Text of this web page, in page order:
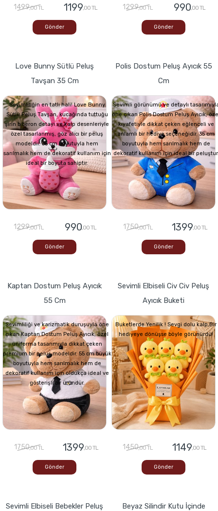
1499,00 TL 1199,00 TL
Gönder
1299,00 TL 990,00 TL
Gönder
Love Bunny Sütlü Peluş
Tavşan 35 Cm
Sevimliliğin en tatlı hali! Love Bunny
Sütlü Peluş Tavşan, kucağında tuttuğu
şirin biberon detayı ve kalp desenleriyle
özel tasarlanmış, göz alıcı bir peluş
modeldir. 35 cm boyutuyla hem
sarılmalık hem de dekoratif kullanım için
ideal bir boyuta sahiptir.
1299,00 TL 990,00 TL
Gönder
Polis Dostum Peluş Ayıcık 55
Cm
Sevimli görünümü ve detaylı
öne çıkan Polis Dostum Peluş Ayıcık,
kıyafetiyle dikkat çeken eğlenceli ve
anlamlı bir hediye seçeneğidir. 35 cm
boyutuyla hem sarılmalık hem de
dekoratif kullanım için ideal bir
1750,00 TL 1399,00 TL
Gönder
Kaptan Dostum Peluş Ayıcık
55 Cm
Sevimliliği ve karizmatik duruşuyla öne
çıkan Kaptan Dostum Peluş Ayıcık, özel
üniforma tasarımıyla dikkat çeken
premium bir peluş modeldir. 55 cm büyük
boyutuyla hem sarılmalık hem de
dekoratif kullanım için oldukça ideal ve
gösterişli bir üründür.
1750,00 TL 1399,00 TL
Gönder
Sevimli Elbiseli Civ Civ Peluş
Ayıcık Buketi
Buketlerde Yenilik ! Sevgi dolu kalp,Bir
hediyeye dönüşse böyle görünürdü!
1450,00 TL 1149,00 TL
Gönder
Sevimli Elbiseli Bebekler Peluş
Beyaz Silindir Kutu İçinde